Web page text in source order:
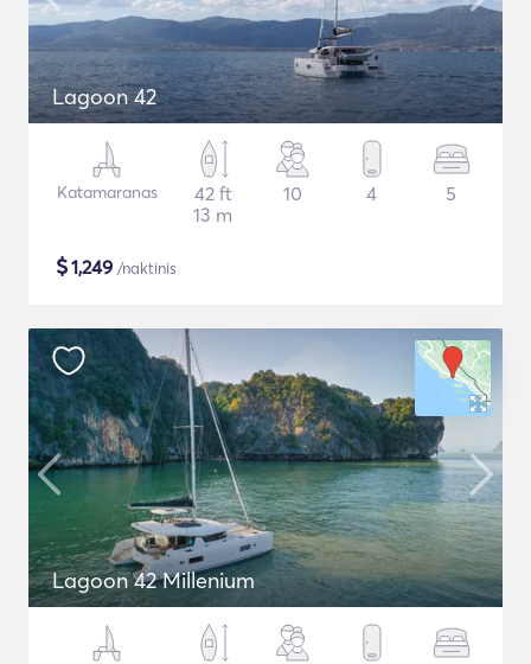
Lagoon 42
Katamaranas
42 ft
13 m
10 4 5
$1,249 /naktinis
Lagoon 42 Millenium